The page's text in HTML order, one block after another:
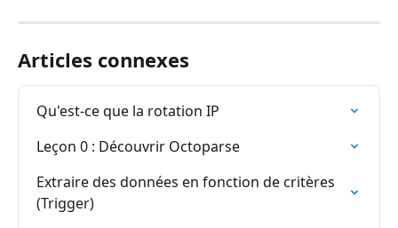
Articles connexes
Qu'est-ce que la rotation IP
Leçon 0 : Découvrir Octoparse
Extraire des données en fonction de critères
(Trigger)